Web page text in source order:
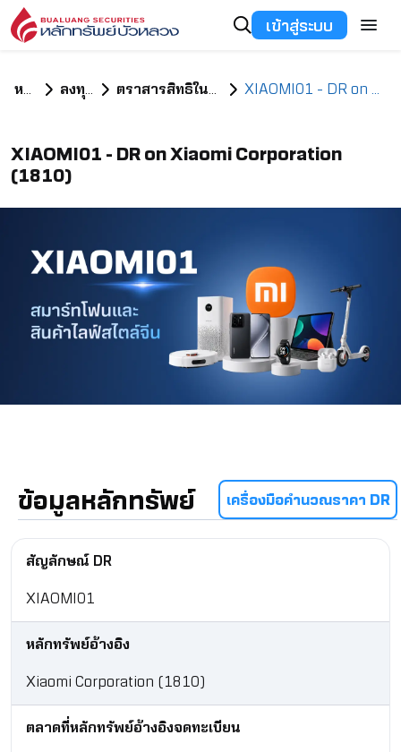
เข้าสู่ระบบ
หน้าแรก ลงทุนอะไรดี ตราสารสิทธิในหลักทรัพย์ต่างประเทศ XIAOMI01 - DR on Xiaomi Corporation (1810)
XIAOMI01 - DR on Xiaomi Corporation
(1810)
ข้อมูลหลักทรัพย์ เครื่องมือคำนวณราคา DR
สัญลักษณ์ DR
XIAOMI01
หลักทรัพย์อ้างอิง
Xiaomi Corporation (1810)
ตลาดที่หลักทรัพย์อ้างอิงจดทะเบียน